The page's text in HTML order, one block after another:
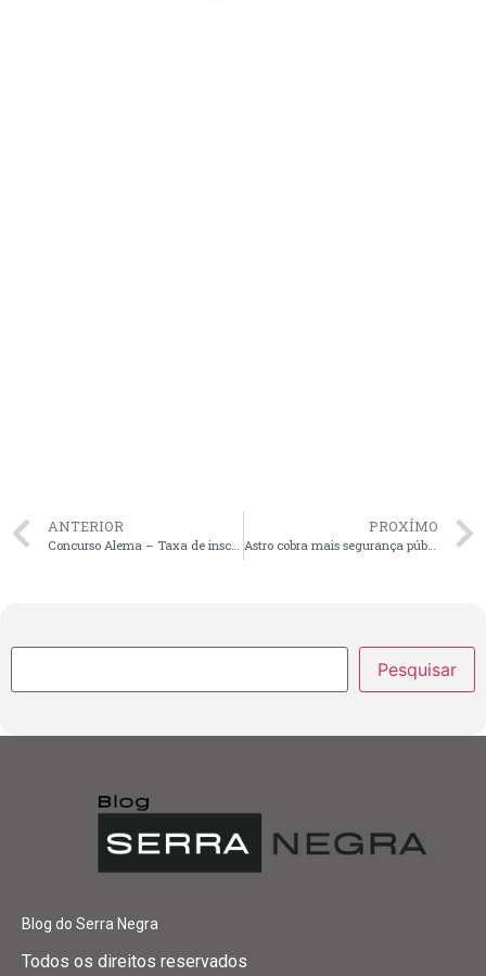
ANTERIOR
Concurso Alema – Taxa de inscrição do certame anulado será ressarcida a partir de 24 de julho
PROXÍMO
Astro cobra mais segurança pública para evitar assaltos à residências em São Luís
Pesquisar
Blog do Serra Negra
Todos os direitos reservados